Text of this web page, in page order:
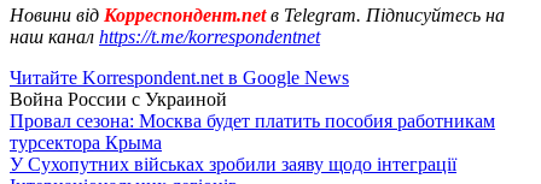
Новини від Корреспондент.netв Telegram. Підписуйтесь на
наш канал https://t.me/korrespondentnet
Читайте Korrespondent.net в Google News
Война России с Украиной
Провал сезона: Москва будет платить пособия работникам
турсектора Крыма
У Сухопутних військах зробили заяву щодо інтеграції